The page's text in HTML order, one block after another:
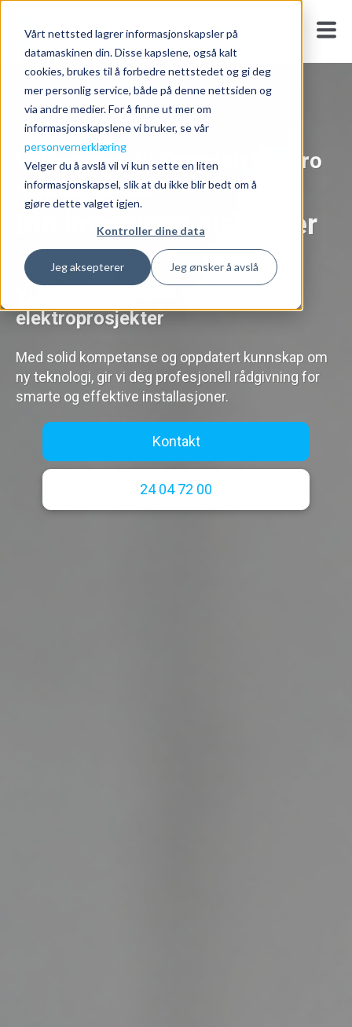
Vårt nettsted lagrer informasjonskapsler på
datamaskinen din. Disse kapslene, også kalt
cookies, brukes til å forbedre nettstedet og gi deg
mer personlig service, både på denne nettsiden og
via andre medier. For å finne ut mer om
informasjonskapslene vi bruker, se vår
personvernerklæring
Velger du å avslå vil vi kun sette en liten
informasjonskapsel, slik at du ikke blir bedt om å
gjøre dette valget igjen.
Kontroller dine data
Jeg aksepterer Jeg ønsker å avslå
Velkommen til Komplett Elektro
Installasjon AS
Din komplette elektriker
Vi bistår med både små og store
elektroprosjekter
Med solid kompetanse og oppdatert kunnskap om
ny teknologi, gir vi deg profesjonell rådgivning for
smarte og effektive installasjoner.
Kontakt
24 04 72 00